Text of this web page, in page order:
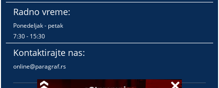
Radno vreme:
Ponedeljak - petak
7:30 - 15:30
Kontaktirajte nas:
online@paragraf.rs